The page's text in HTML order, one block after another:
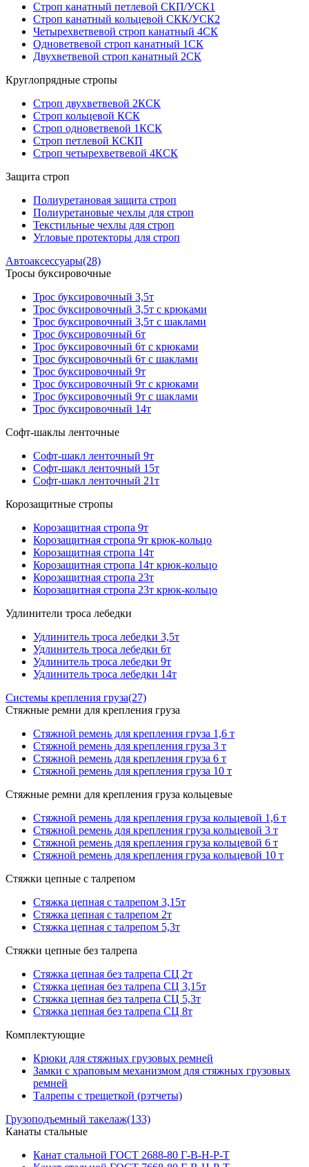
Строп канатный петлевой СКП/УСК1
Строп канатный кольцевой СКК/УСК2
Четырехветвевой строп канатный 4СК
Одноветвевой строп канатный 1СК
Двухветвевой строп канатный 2СК
Круглопрядные стропы
Строп двухветвевой 2КСК
Строп кольцевой КСК
Строп одноветвевой 1КСК
Строп петлевой КСКП
Строп четырехветвевой 4КСК
Защита строп
Полиуретановая защита строп
Полиуретановые чехлы для строп
Текстильные чехлы для строп
Угловые протекторы для строп
Автоаксессуары(28)
Тросы буксировочные
Трос буксировочный 3,5т
Трос буксировочный 3,5т с крюками
Трос буксировочный 3,5т с шаклами
Трос буксировочный 6т
Трос буксировочный 6т с крюками
Трос буксировочный 6т с шаклами
Трос буксировочный 9т
Трос буксировочный 9т с крюками
Трос буксировочный 9т с шаклами
Трос буксировочный 14т
Софт-шаклы ленточные
Софт-шакл ленточный 9т
Софт-шакл ленточный 15т
Софт-шакл ленточный 21т
Корозащитные стропы
Корозащитная стропа 9т
Корозащитная стропа 9т крюк-кольцо
Корозащитная стропа 14т
Корозащитная стропа 14т крюк-кольцо
Корозащитная стропа 23т
Корозащитная стропа 23т крюк-кольцо
Удлинители троса лебедки
Удлинитель троса лебедки 3,5т
Удлинитель троса лебедки 6т
Удлинитель троса лебедки 9т
Удлинитель троса лебедки 14т
Системы крепления груза(27)
Стяжные ремни для крепления груза
Стяжной ремень для крепления груза 1,6 т
Стяжной ремень для крепления груза 3 т
Стяжной ремень для крепления груза 6 т
Стяжной ремень для крепления груза 10 т
Стяжные ремни для крепления груза кольцевые
Стяжной ремень для крепления груза кольцевой 1,6 т
Стяжной ремень для крепления груза кольцевой 3 т
Стяжной ремень для крепления груза кольцевой 6 т
Стяжной ремень для крепления груза кольцевой 10 т
Стяжки цепные с талрепом
Стяжка цепная с талрепом 3,15т
Стяжка цепная с талрепом 2т
Стяжка цепная с талрепом 5,3т
Стяжки цепные без талрепа
Стяжка цепная без талрепа СЦ 2т
Стяжка цепная без талрепа СЦ 3,15т
Стяжка цепная без талрепа СЦ 5,3т
Стяжка цепная без талрепа СЦ 8т
Комплектующие
Крюки для стяжных грузовых ремней
Замки с храповым механизмом для стяжных грузовых
ремней
Талрепы с трещеткой (рэтчеты)
Грузоподъемный такелаж(133)
Канаты стальные
Канат стальной ГОСТ 2688-80 Г-В-Н-Р-Т